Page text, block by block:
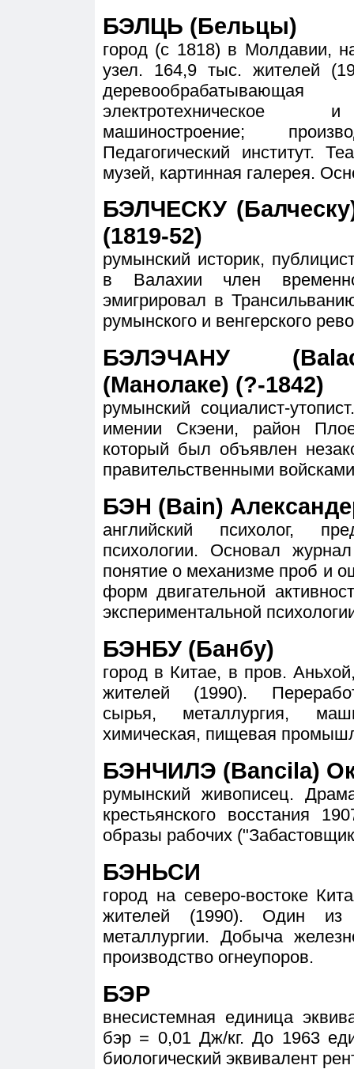
БЭЛЦЬ (Бельцы)
город (с 1818) в Молдавии,
узел. 164,9 тыс. жителей
электротехническое и
машиностроение;
Педагогический институт.
музей, картинная галерея.
БЭЛЧЕСКУ
(1819-52)
румынский историк,
в Валахии член
эмигрировал в
румынского и венгерского
БЭЛЭЧАНУ
(Манолаке) (?-1842)
румынский социалист-
имении Скэени, район
который был объявлен
правительственными
БЭН (Bain)
английский психолог,
психологии. Основал
понятие о механизме проб и
форм двигательной
экспериментальной
БЭНБУ (Банбу)
город в Китае, в пров.
жителей (1990).
сырья, металлургия,
химическая, пищевая
БЭНЧИЛЭ (Bancila)
румынский живописец.
крестьянского восстания
образы рабочих
БЭНЬСИ
город на северо-востоке
жителей (1990). Один из
металлургии. Добыча
производство огнеупоров.
БЭР
внесистемная единица
бэр = 0,01 Дж/кг. До 1963
биологический эквивалент